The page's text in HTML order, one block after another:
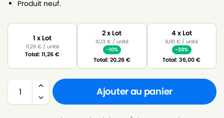
Produit neuf.
1 x Lot
11,26 €/ unité
Total:11,26€
2 x Lot
10,13 €/ unité
-10%
Total:20,26€
4 x Lot
9,00€ / unité
-20%
Total:36,00€
Ajouter au panier